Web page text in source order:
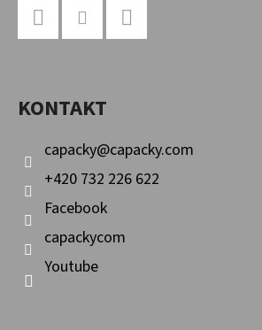
KONTAKT
capacky@capacky.com
+420 732 226 622
Facebook
capackycom
Youtube